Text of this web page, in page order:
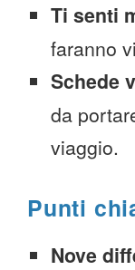
Ti senti
faranno
Schede
da
viaggio.
Punti
Nove